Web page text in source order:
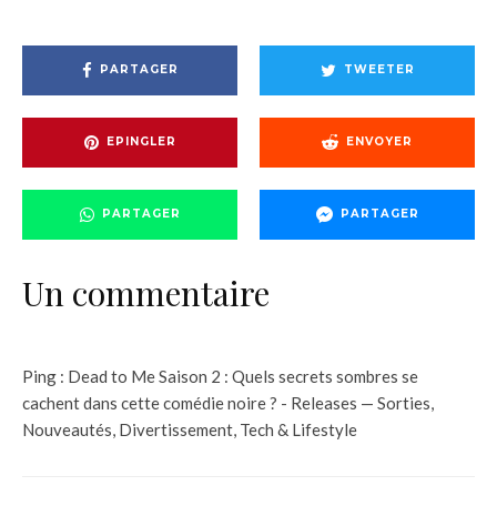
PARTAGER TWEETER
EPINGLER ENVOYER
PARTAGER PARTAGER
Un commentaire
Ping : Dead to Me Saison 2 : Quels secrets sombres se
cachent dans cette comédie noire ? - Releases — Sorties,
Nouveautés, Divertissement, Tech & Lifestyle